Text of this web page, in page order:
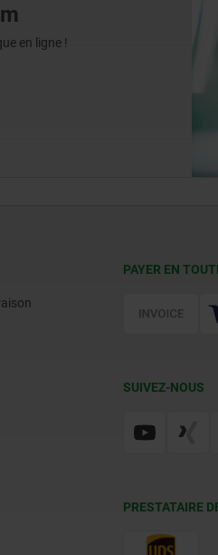
en ligne !
PAYER EN
SUIVEZ-NOUS
PRESTATAIRE